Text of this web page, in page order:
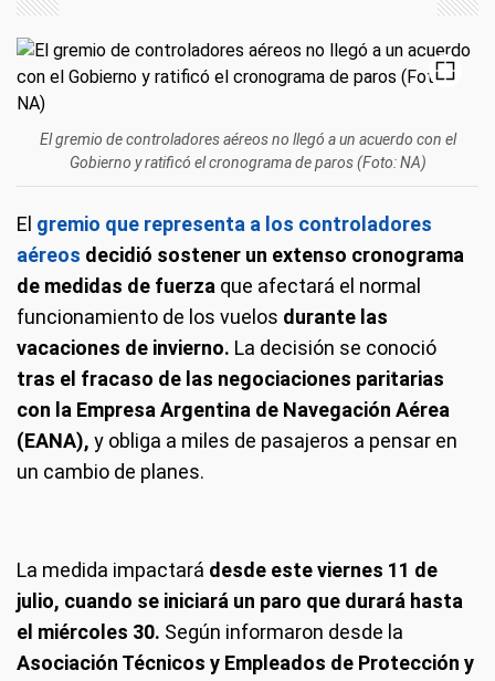
El gremio de controladores aéreos no llegó a un acuerdo con el
Gobierno y ratificó el cronograma de paros (Foto: NA)
El gremio que representa a los controladores
aéreos decidió sostener un extenso cronograma
de medidas de fuerza que afectará el normal
funcionamiento de los vuelos durante las
vacaciones de invierno. La decisión se conoció
tras el fracaso de las negociaciones paritarias
con la Empresa Argentina de Navegación Aérea
(EANA), y obliga a miles de pasajeros a pensar en
un cambio de planes.
La medida impactará desde este viernes 11 de
julio, cuando se iniciará un paro que durará hasta
el miércoles 30. Según informaron desde la
Asociación Técnicos y Empleados de Protección y